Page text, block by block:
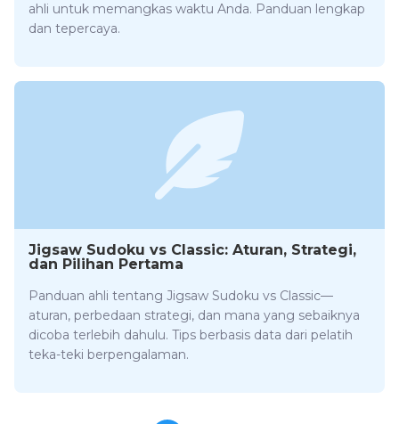
ahli untuk memangkas waktu Anda. Panduan lengkap
dan tepercaya.
Jigsaw Sudoku vs Classic: Aturan, Strategi,
dan Pilihan Pertama
Panduan ahli tentang Jigsaw Sudoku vs Classic—
aturan, perbedaan strategi, dan mana yang sebaiknya
dicoba terlebih dahulu. Tips berbasis data dari pelatih
teka-teki berpengalaman.